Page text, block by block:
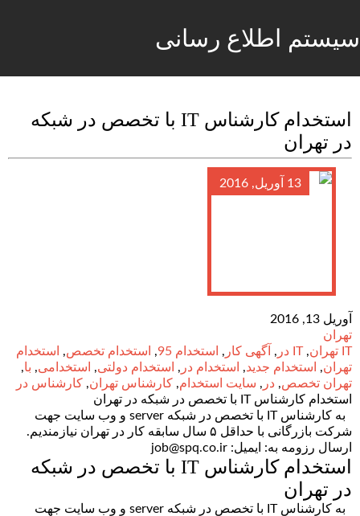
سیستم اطلاع رسانی
استخدام کارشناس IT با تخصص در شبکه
در تهران
13 آوریل, 2016
آوریل 13, 2016
تهران
IT تهران
,IT در , آگهی کار , استخدام 95 , استخدام تخصص,
استخدام
تهران, استخدام جدید, استخدام در , استخدام دولتی, استخدامی, با,
تهران تخصص, در , سایت استخدام, کارشناس تهران, کارشناس در
استخدام کارشناس IT با تخصص در شبکه در تهران
به کارشناس IT با تخصص در شبکه server و وب سایت جهت
شرکت بازرگانی با حداقل ۵ سال سابقه کار در تهران نیازمندیم.
ارسال رزومه به: ایمیل: job@spq.co.ir
استخدام کارشناس IT با تخصص در شبکه
در تهران
به کارشناس IT با تخصص در شبکه server و وب سایت جهت